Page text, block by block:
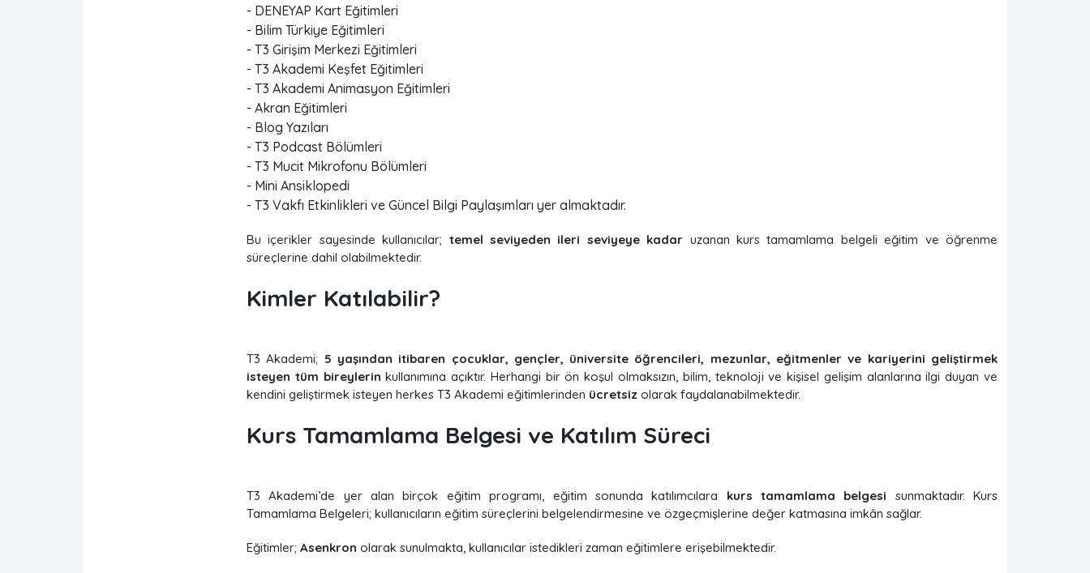
- DENEYAP Kart Eğitimleri
- Bilim Türkiye Eğitimleri
- T3 Girişim Merkezi Eğitimleri
- T3 Akademi Keşfet Eğitimleri
- T3 Akademi Animasyon Eğitimleri
- Akran Eğitimleri
- Blog Yazıları
- T3 Podcast Bölümleri
- T3 Mucit Mikrofonu Bölümleri
- Mini Ansiklopedi
- T3 Vakfı Etkinlikleri ve Güncel Bilgi Paylaşımları yer almaktadır.
Bu içerikler sayesinde kullanıcılar; temel seviyeden ileri seviyeye kadar uzanan kurs tamamlama belgeli eğitim ve öğrenme
süreçlerine dahil olabilmektedir.
Kimler Katılabilir?
T3 Akademi; 5 yaşından itibaren çocuklar, gençler, üniversite öğrencileri, mezunlar, eğitmenler ve kariyerini geliştirmek
isteyen tüm bireylerin kullanımına açıktır. Herhangi bir ön koşul olmaksızın, bilim, teknoloji ve kişisel gelişim alanlarına ilgi duyan ve
kendini geliştirmek isteyen herkes T3 Akademi eğitimlerinden ücretsiz olarak faydalanabilmektedir.
Kurs Tamamlama Belgesi ve Katılım Süreci
T3 Akademi’de yer alan birçok eğitim programı, eğitim sonunda katılımcılara kurs tamamlama belgesi sunmaktadır. Kurs
Tamamlama Belgeleri; kullanıcıların eğitim süreçlerini belgelendirmesine ve özgeçmişlerine değer katmasına imkân sağlar.
Eğitimler; Asenkron olarak sunulmakta, kullanıcılar istedikleri zaman eğitimlere erişebilmektedir.